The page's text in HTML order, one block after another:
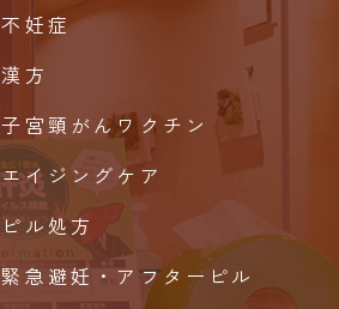
不妊症
漢方
子宮頸がんワクチン
エイジングケア
ピル処方
緊急避妊・アフターピル